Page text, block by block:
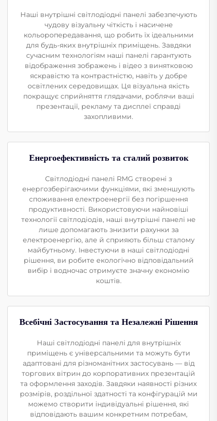
Наші внутрішні світлодіодні панелі забезпечують
чудову візуальну чіткість і насичене
кольоропередавання, що робить їх ідеальними
для будь-яких внутрішніх приміщень. Завдяки
сучасним технологіям наші панелі гарантують
відображення зображень і відео з винятковою
яскравістю та контрастністю, навіть у добре
освітлених середовищах. Ця візуальна якість
покращує сприйняття глядачами, роблячи ваші
презентації, рекламу та дисплеї справді
захопливими.
Енергоефективність та сталий розвиток
Світлодіодні панелі RMG створені з
енергозберігаючими функціями, які зменшують
споживання електроенергії без погіршення
продуктивності. Використовуючи найновіші
технології світлодіодів, наші внутрішні панелі не
лише допомагають знизити рахунки за
електроенергію, але й сприяють більш сталому
майбутньому. Інвестуючи в наші світлодіодні
рішення, ви робите екологічно відповідальний
вибір і водночас отримуєте значну економію
коштів.
Всебічні Застосування та Незалежні Рішення
Наші світлодіодні панелі для внутрішніх
приміщень є універсальними та можуть бути
адаптовані для різноманітних застосувань — від
торгових вітрин до корпоративних презентацій
та оформлення заходів. Завдяки наявності різних
розмірів, роздільної здатності та конфігурацій ми
можемо створити індивідуальні рішення, які
відповідають вашим конкретним потребам,